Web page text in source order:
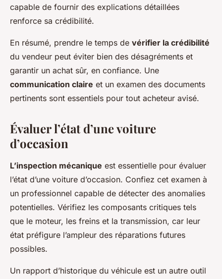
capable de fournir des explications détaillées
renforce sa crédibilité.
En résumé, prendre le temps de vérifier la crédibilité
du vendeur peut éviter bien des désagréments et
garantir un achat sûr, en confiance. Une
communication claire et un examen des documents
pertinents sont essentiels pour tout acheteur avisé.
Évaluer l’état d’une voiture
d’occasion
L’inspection mécanique est essentielle pour évaluer
l’état d’une voiture d’occasion. Confiez cet examen à
un professionnel capable de détecter des anomalies
potentielles. Vérifiez les composants critiques tels
que le moteur, les freins et la transmission, car leur
état préfigure l’ampleur des réparations futures
possibles.
Un rapport d’historique du véhicule est un autre outil